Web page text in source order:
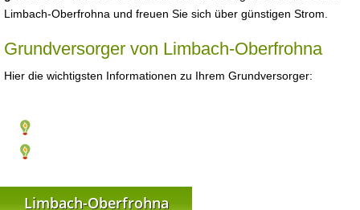
Limbach-Oberfrohna und freuen Sie sich über günstigen Strom.
Grundversorger von Limbach-Oberfrohna
Hier die wichtigsten Informationen zu Ihrem Grundversorger:
Limbach-Oberfrohna